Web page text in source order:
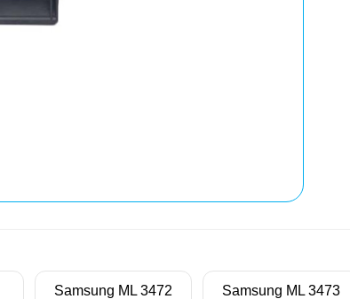
Samsung ML 3472 Samsung ML 3473